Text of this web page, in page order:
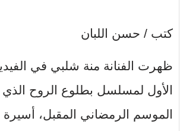
كتب / حسن اللبان
ظهرت الفنانة منة شلبي في
الأول لمسلسل بطلوع الروح
الموسم الرمضاني المقبل،